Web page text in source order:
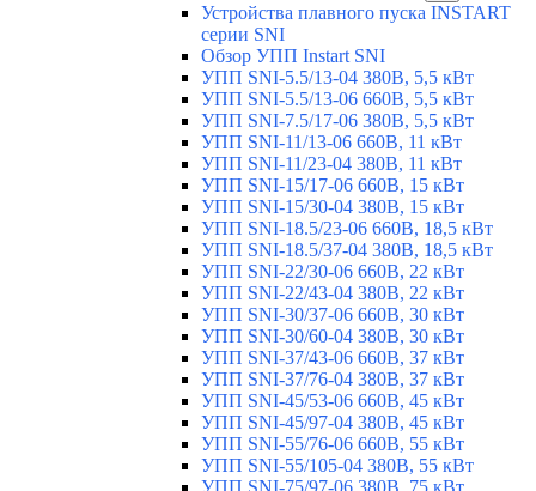
Устройства плавного пуска INSTART
серии SNI
Обзор УПП Instart SNI
УПП SNI-5.5/13-04 380В, 5,5 кВт
УПП SNI-5.5/13-06 660В, 5,5 кВт
УПП SNI-7.5/17-06 380В, 5,5 кВт
УПП SNI-11/13-06 660В, 11 кВт
УПП SNI-11/23-04 380В, 11 кВт
УПП SNI-15/17-06 660В, 15 кВт
УПП SNI-15/30-04 380В, 15 кВт
УПП SNI-18.5/23-06 660В, 18,5 кВт
УПП SNI-18.5/37-04 380В, 18,5 кВт
УПП SNI-22/30-06 660В, 22 кВт
УПП SNI-22/43-04 380В, 22 кВт
УПП SNI-30/37-06 660В, 30 кВт
УПП SNI-30/60-04 380В, 30 кВт
УПП SNI-37/43-06 660В, 37 кВт
УПП SNI-37/76-04 380В, 37 кВт
УПП SNI-45/53-06 660В, 45 кВт
УПП SNI-45/97-04 380В, 45 кВт
УПП SNI-55/76-06 660В, 55 кВт
УПП SNI-55/105-04 380В, 55 кВт
УПП SNI-75/97-06 380В, 75 кВт